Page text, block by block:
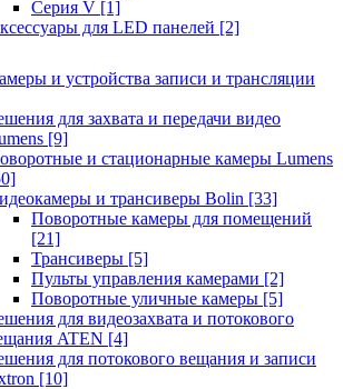
Серия V [1]
для LED панелей [2]
и устройства записи и трансляции
для захвата и передачи видео
[9]
и стационарные камеры Lumens
и трансиверы Bolin [33]
Поворотные камеры для помещений
[21]
Трансиверы [5]
Пульты управления камерами [2]
Поворотные уличные камеры [5]
для видеозахвата и потокового
ATEN [4]
для потокового вещания и записи
[10]